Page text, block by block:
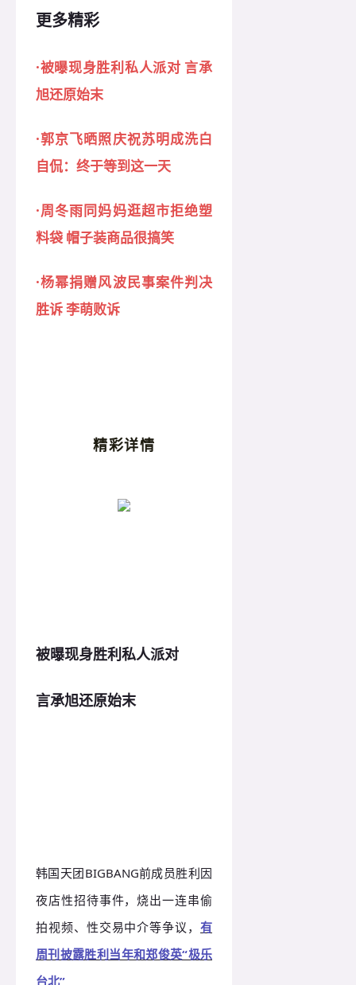
更多精彩
·被曝现身胜利私人派对 言承
旭还原始末
·郭京飞晒照庆祝苏明成洗白
自侃：终于等到这一天
·周冬雨同妈妈逛超市拒绝塑
料袋 帽子装商品很搞笑
·杨幂捐赠风波民事案件判决
胜诉 李萌败诉
精彩详情
被曝现身胜利私人派对
言承旭还原始末
韩国天团BIGBANG前成员胜利因
夜店性招待事件，烧出一连串偷
拍视频、性交易中介等争议， 有
周刊披露胜利当年和郑俊英“极乐
台北”